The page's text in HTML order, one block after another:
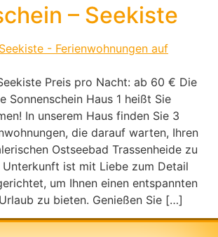
– Seekiste
Preis pro Nacht: ab 60 € Die
Sonnenschein Haus 1 heißt Sie
In unserem Haus finden Sie 3
die darauf warten, Ihren
Ostseebad Trassenheide zu
Unterkunft ist mit Liebe zum Detail
um Ihnen einen entspannten
zu bieten. Genießen Sie […]